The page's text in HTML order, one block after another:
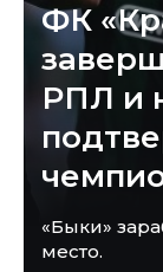
ФК
РПЛ и
«Быки»
место.